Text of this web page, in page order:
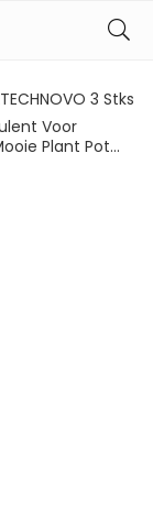
3 Stks
Voor
Plant Pot…